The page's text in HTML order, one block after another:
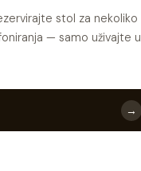
stol za nekoliko
— samo uživajte u
→